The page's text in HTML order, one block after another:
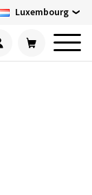
Luxembourg